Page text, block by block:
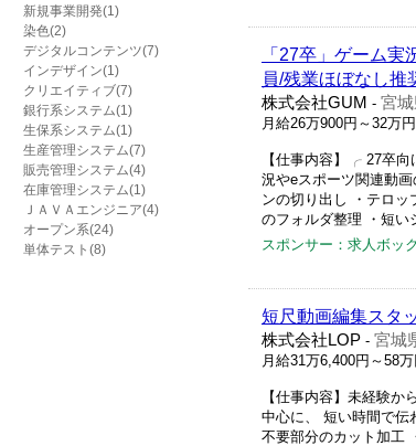
新規事業開発(1)
染色(2)
デジタルコンテンツ(7)
インデザイン(1)
クリエイティブ(7)
銀行系システム(1)
生保系システム(1)
生産管理システム(7)
販売管理システム(4)
在庫管理システム(1)
ＪＡＶＡエンジニア(4)
オープン系(24)
単体テスト(8)
「27卒」ゲーム
員/残業ほぼなし推
株式会社GUM - 宮城
月給26万900円～32万円
【仕事内容】╭ 27卒
況やeスポーツ関連動
ンの切り出し ・テロ
のフォルダ整理 ・短い
スポンサー：求人ボッ
短尺動画編集スタ
株式会社LOP - 宮城
月給31万6,400円～58万
【仕事内容】未経験
中心に、 短い時間で伝
不要部分のカット加工